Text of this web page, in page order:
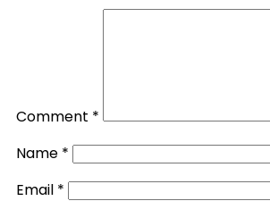
Comment *
Name *
Email *